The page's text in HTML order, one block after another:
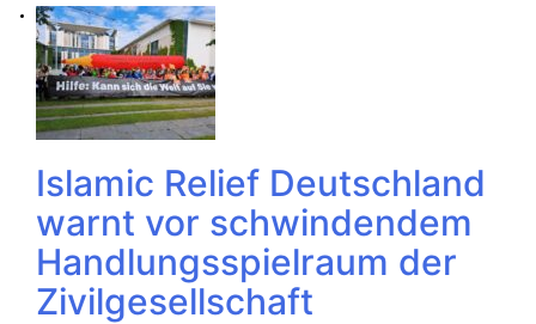
Islamic Relief Deutschland
warnt vor schwindendem
Handlungsspielraum der
Zivilgesellschaft